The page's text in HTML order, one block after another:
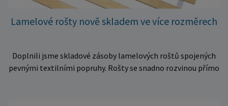
Lamelové rošty nově skladem ve více rozměrech
Doplnili jsme skladové zásoby lamelových roštů spojených
pevnými textilními popruhy. Rošty se snadno rozvinou přímo